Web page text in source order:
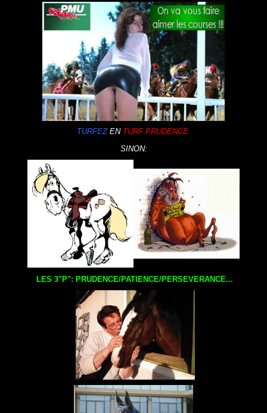
TURFEZ EN TURF PRUDENCE
SINON:
LES 3"P": PRUDENCE/PATIENCE/PERSEVERANCE...